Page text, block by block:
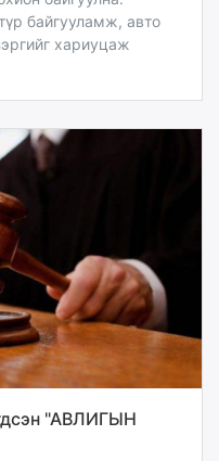
байгууламж, авто
хариуцаж
"АВЛИГЫН